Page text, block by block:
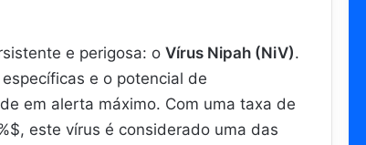
e perigosa: o Vírus Nipah (NiV).
e o potencial de
em alerta máximo. Com uma taxa de
, este vírus é considerado uma das